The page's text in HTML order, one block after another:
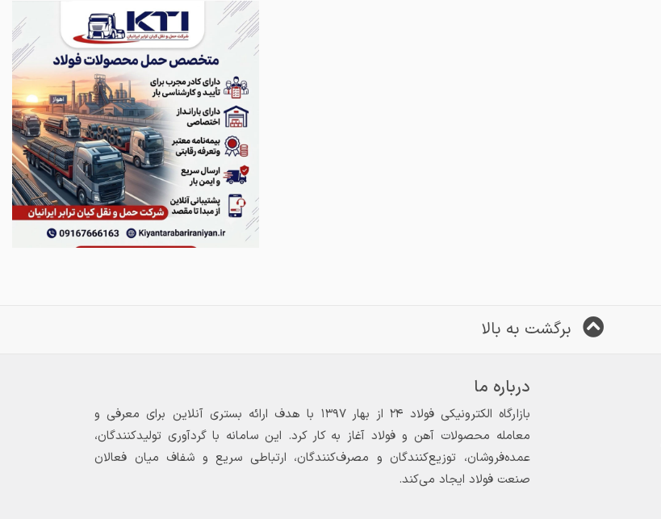
برگشت به بالا
درباره ما
بازارگاه الکترونیکی فولاد ۲۴ از بهار ۱۳۹۷ با هدف ارائه بستری آنلاین برای معرفی و
معامله محصولات آهن و فولاد آغاز به کار کرد. این سامانه با گردآوری تولیدکنندگان،
عمده‌فروشان، توزیع‌کنندگان و مصرف‌کنندگان، ارتباطی سریع و شفاف میان فعالان
صنعت فولاد ایجاد می‌کند.